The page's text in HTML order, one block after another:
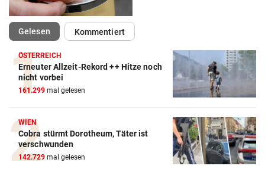
Gelesen(ausgewählt)Kommentiert
ÖSTERREICH
Erneuter Allzeit-Rekord ++ Hitze noch
nicht vorbei
161.299 mal gelesen
WIEN
Cobra stürmt Dorotheum, Täter ist
verschwunden
142.729 mal gelesen